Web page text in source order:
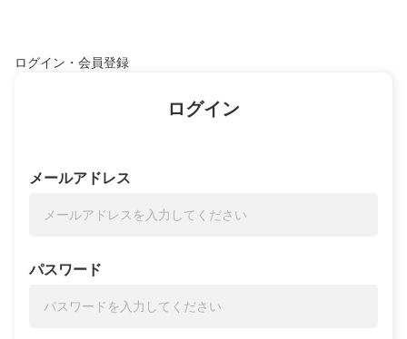
ログイン・会員登録
ログイン
メールアドレス
パスワード